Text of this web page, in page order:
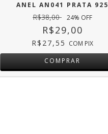
ANEL AN041 PRATA 925
R$38,00 24% OFF
R$29,00
R$27,55 COM PIX
COMPRAR